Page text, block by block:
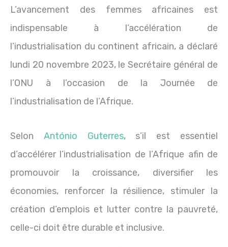
L’avancement des femmes africaines est
indispensable à l’accélération de
l’industrialisation du continent africain, a déclaré
lundi 20 novembre 2023, le Secrétaire général de
l’ONU à l’occasion de la Journée de
l’industrialisation de l’Afrique.
Selon António Guterres, s’il est essentiel
d’accélérer l’industrialisation de l’Afrique afin de
promouvoir la croissance, diversifier les
économies, renforcer la résilience, stimuler la
création d’emplois et lutter contre la pauvreté,
celle-ci doit être durable et inclusive.